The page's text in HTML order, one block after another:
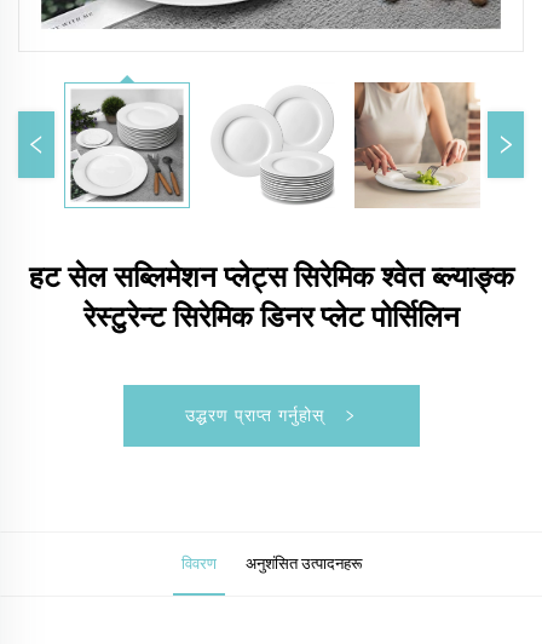
हट सेल सब्लिमेशन प्लेट्स सिरेमिक श्वेत ब्ल्याङ्क
रेस्टुरेन्ट सिरेमिक डिनर प्लेट पोर्सिलिन
उद्धरण प्राप्त गर्नुहोस्
विवरण अनुशंसित उत्पादनहरू